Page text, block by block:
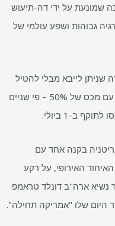
שמונעת על ידי דה-תיעוש
גבוהות ושפע עולמי של
כמות הפלדה שניתן לייבא מבלי להטיל
מכסים. יבוא מעל רמה חדשה זו יתמודד עם מכס של 50% – פי שניים
בקנה אחד עם
האירופי, על רקע
נשיא ארה"ב דונלד טראמפ
שלו "אמריקה תחילה".